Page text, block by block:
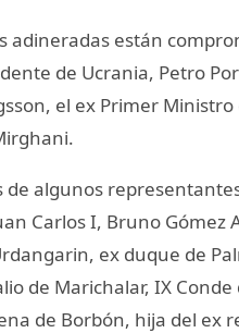
adineradas están
de Ucrania, Petro
el ex Primer Ministro
algunos
Carlos I, Bruno Gómez
ex duque de
de Marichalar, IX Conde
de Borbón, hija del ex